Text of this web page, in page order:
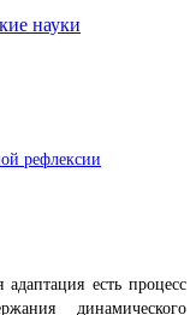
науки
рефлексии
есть процесс
динамического